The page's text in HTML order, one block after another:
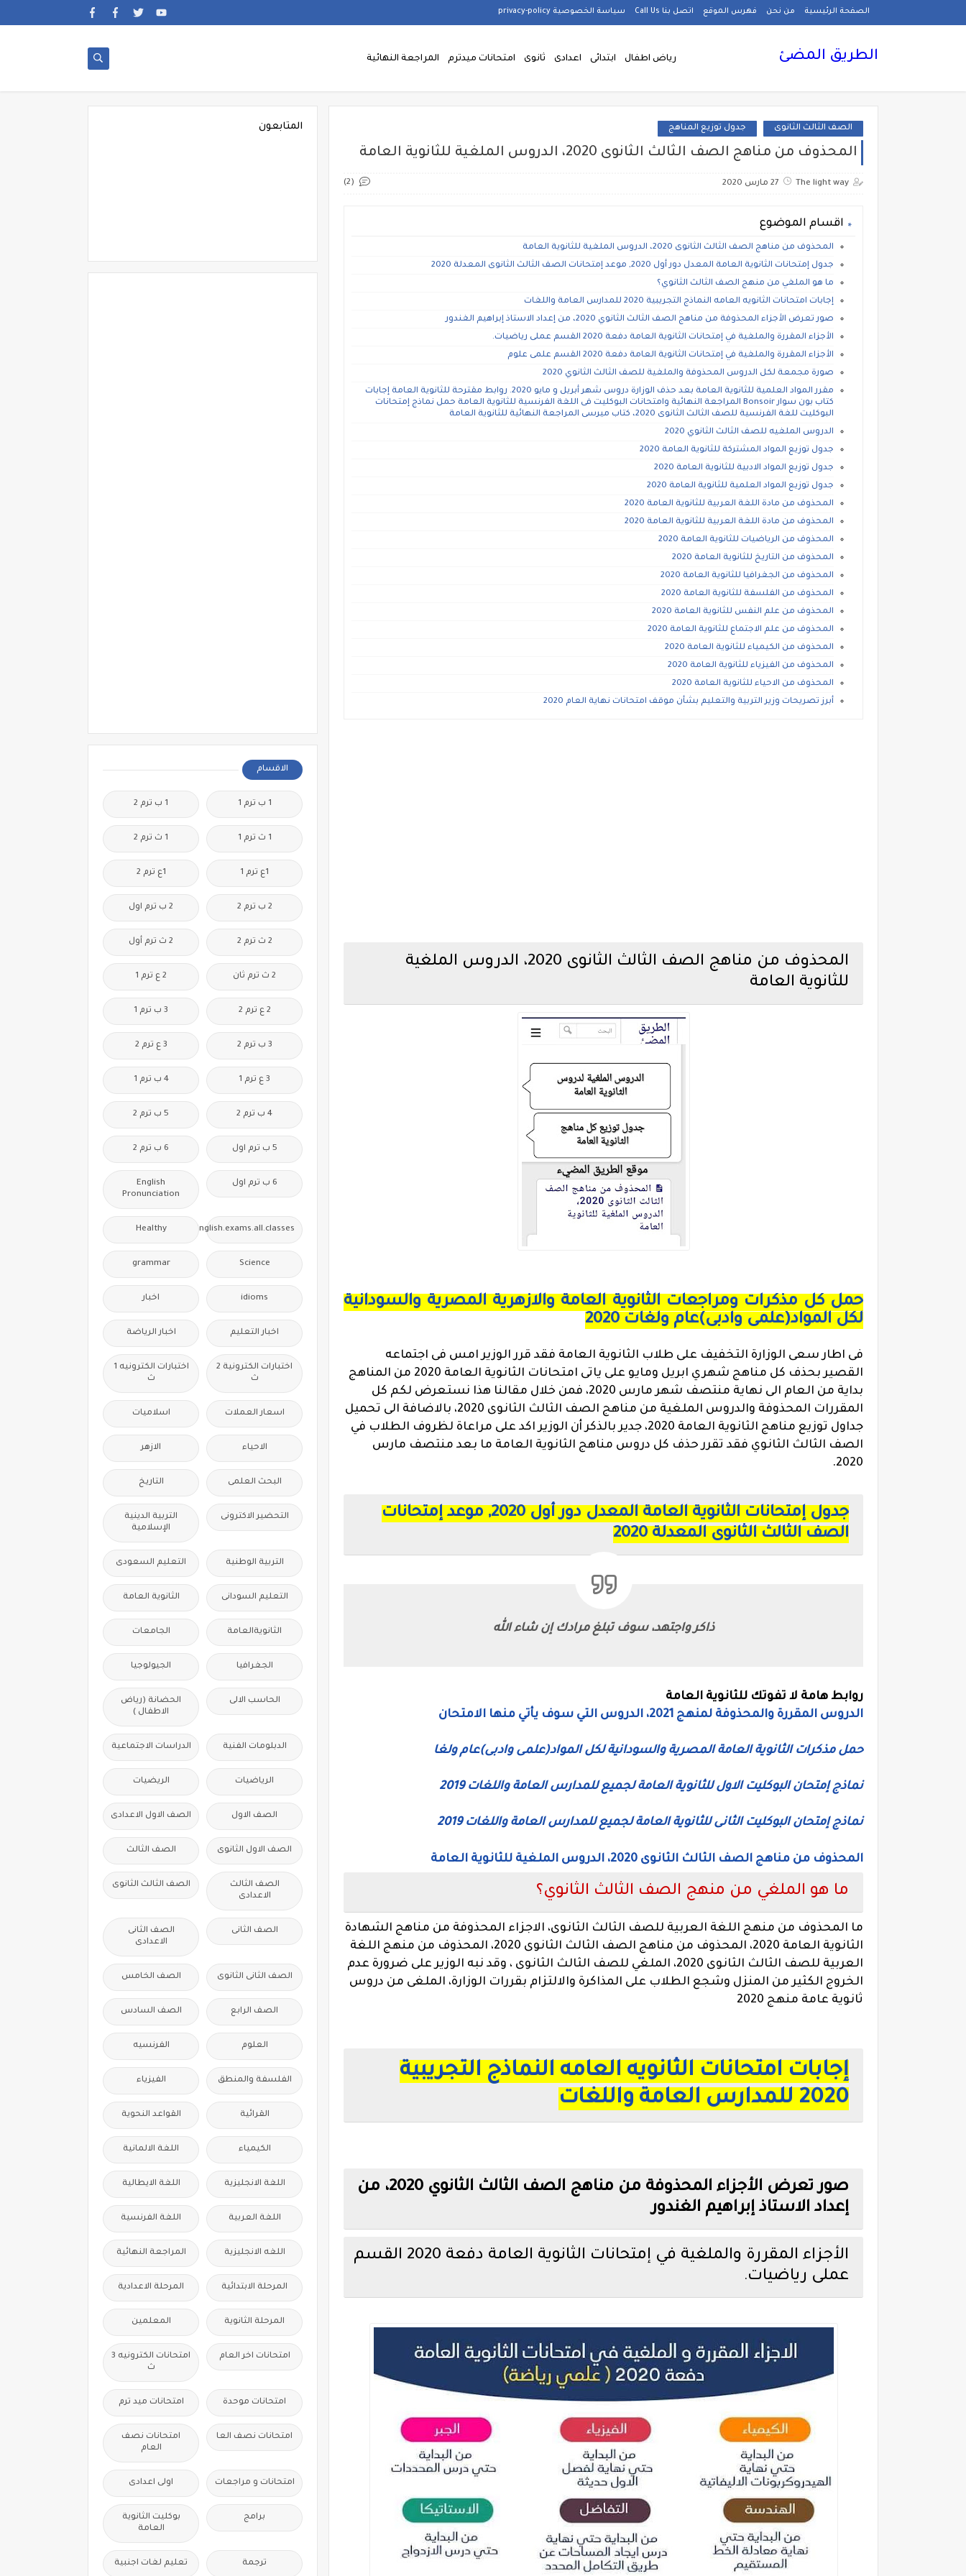
الصفحة الرئيسية من نحن فهرس الموقع اتصل بنا Call Us سياسة الخصوصية privacy-policy
الطريق المضئ رياض اطفال ابتدائى اعدادى ثانوى امتحانات ميدترم المراجعة النهائية
الصف الثالث الثانوى جدول توزيع المناهج
المحذوف من مناهج الصف الثالث الثانوى 2020، الدروس الملغية للثانوية العامة
The light way 27 مارس 2020 (2)
اقسام الموضوع
المحذوف من مناهج الصف الثالث الثانوى 2020، الدروس الملغية للثانوية العامة
جدول إمتحانات الثانوية العامة المعدل دور أول 2020, موعد إمتحانات الصف الثالث الثانوى المعدلة 2020
ما هو الملغي من منهج الصف الثالث الثانوي؟
إجابات امتحانات الثانويه العامه النماذج التجريبية 2020 للمدارس العامة واللغات
صور تعرض الأجزاء المحذوفة من مناهج الصف الثالث الثانوي 2020، من إعداد الاستاذ إبراهيم الغندور
الأجزاء المقررة والملغية في إمتحانات الثانوية العامة دفعة 2020 القسم عملى رياضيات.
الأجزاء المقررة والملغية في إمتحانات الثانوية العامة دفعة 2020 القسم علمى علوم
صورة مجمعة لكل الدروس المحذوفة والملغية للصف الثالث الثانوي 2020
مقرر المواد العلمية للثانوية العامة بعد حذف الوزارة دروس شهر أبريل و مايو 2020. روابط مقترحة للثانوية العامة إجابات
كتاب بون سوار Bonsoir المراجعة النهائية وامتحانات البوكليت فى اللغة الفرنسية للثانوية العامة حمل نماذج إمتحانات
البوكليت للغة الفرنسية للصف الثالث الثانوى 2020، كتاب ميرسى المراجعة النهائية للثانوية العامة
الدروس الملغيه للصف الثالث الثانوي 2020
جدول توزيع المواد المشتركة للثانوية العامة 2020
جدول توزيع المواد الادبية للثانوية العامة 2020
جدول توزيع المواد العلمية للثانوية العامة 2020
المحذوف من مادة اللغة العربية للثانوية العامة 2020
المحذوف من مادة اللغة العربية للثانوية العامة 2020
المحذوف من الرياضيات للثانوية العامة 2020
المحذوف من التاريخ للثانوية العامة 2020
المحذوف من الجغرافيا للثانوية العامة 2020
المحذوف من الفلسفة للثانوية العامة 2020
المحذوف من علم النفس للثانوية العامة 2020
المحذوف من علم الاجتماع للثانوية العامة 2020
المحذوف من الكيمياء للثانوية العامة 2020
المحذوف من الفيزياء للثانوية العامة 2020
المحذوف من الاحياء للثانوية العامة 2020
أبرز تصريحات وزير التربية والتعليم بشأن موقف امتحانات نهاية العام 2020
المحذوف من مناهج الصف الثالث الثانوى 2020، الدروس الملغية
للثانوية العامة
حمل كل مذكرات ومراجعات الثانوية العامة والازهرية المصرية والسودانية
لكل المواد(علمى وادبى)عام ولغات 2020
فى اطار سعى الوزارة التخفيف على طلاب الثانوية العامة فقد قرر الوزير امس فى اجتماعه
القصير بحذف كل مناهج شهري ابريل ومايو على ياتى امتحانات الثانوية العامة 2020 من المناهج
بداية من العام الى نهاية منتصف شهر مارس 2020، فمن خلال مقالنا هذا نستعرض لكم كل
المقررات المحذوفة والدروس الملغية من مناهج الصف الثالث الثانوى 2020، بالاضافة الى تحميل
جداول
توزيع مناهج الثانوية العامة 2020، جدير بالذكر أن الوزير اكد على مراعاة لظروف الطلاب في
الصف الثالث الثانوي فقد تقرر حذف كل دروس مناهج الثانوية العامة ما بعد منتصف مارس
2020.
جدول إمتحانات الثانوية العامة المعدل دور أول 2020, موعد إمتحانات
الصف الثالث الثانوى المعدلة 2020
ذاكر واجتهد، سوف تبلغ مرادك إن شاء الله
روابط هامة لا تفوتك للثانوية العامة
الدروس المقررة والمحذوفة لمنهج 2021، الدروس التي سوف يأتي منها الامتحان
حمل مذكرات الثانوية العامة المصرية والسودانية لكل المواد(علمى وادبى)عام ولغا
نماذج إمتحان البوكليت الاول للثانوية العامة لجميع للمدارس العامة واللغات 2019
نماذج إمتحان البوكليت الثانى للثانوية العامة لجميع للمدارس العامة واللغات 2019
المحذوف من مناهج الصف الثالث الثانوى 2020، الدروس الملغية للثانوية العامة
ما هو الملغي من منهج الصف الثالث الثانوي؟
ما المحذوف من منهج اللغة العربية للصف الثالث الثانوى، الاجزاء المحذوفة من مناهج الشهادة
الثانوية العامة 2020،
المحذوف من مناهج الصف الثالث الثانوى 2020، المحذوف من منهج اللغة
العربية للصف الثالث الثانوى 2020، الملغي للصف الثالث الثانوى ، وقد نبه الوزير على ضرورة عدم
الخروج الكثير من المنزل وشجع الطلاب على المذاكرة والالتزام بقررات الوزارة، الملغى من دروس
ثانوية عامة منهج 2020
إجابات امتحانات الثانويه العامه النماذج التجريبية
2020 للمدارس العامة واللغات
صور تعرض الأجزاء المحذوفة من مناهج الصف الثالث الثانوي 2020، من
إعداد الاستاذ إبراهيم الغندور
الأجزاء المقررة والملغية في إمتحانات الثانوية العامة دفعة 2020 القسم
عملى رياضيات.
المتابعون
الاقسام
1 ب ترم 1 1 ب ترم 2
1 ث ترم 1 1 ث ترم 2
1ع ترم 1 1ع ترم 2
2 ب ترم 2 2 ب ترم اول
2 ث ترم 2 2 ث ترم أول
2 ث ترم ثان 2 ع ترم 1
2 ع ترم 2 3 ب ترم 1
3 ب ترم 2 3 ع ترم 2
3 ع ترم 1 4 ب ترم 1
4 ب ترم 2 5 ب ترم 2
5 ب ترم اول 6 ب ترم 2
6 ب ترم اول
English
Pronunciation
Free.English.exams.all.classes
Healthy
Science
grammar
idioms اخبار
اخبار التعليم اخبار الرياضة
اختبارات الكترونية 2
ث
اختبارات الكترونيه 1
ث
اسعار العملات اسلاميات
الاحياء الازهر
البحث العلمى التاريخ
التحضير الاكترونى
التربية الدينية
الإسلامية
التربية الوطنية التعليم السعودى
التعليم السودانى الثانوية العامة
الثانويةالعامة الجامعات
الجغرافيا الجيولوجيا
الحاسب الالى
الحضانة (رياض
الاطفال )
الدبلومات الفنية الدراسات الاجتماعية
الرياضيات الريضيات
الصف الاول الصف الاول الاعدادى
الصف الاول الثانوى الصف الثالث
الصف الثالث
الاعدادى
الصف الثالث الثانوى
الصف الثانى
الصف الثانى
الاعدادى
الصف الثانى الثانوى الصف الخامس
الصف الرابع الصف السادس
العلوم الفرنسيه
الفلسفة والمنطق الفيزياء
القرائية القواعد النحوية
الكيمياء اللغة الالمانية
اللغة الانجليزية اللغة الايطالية
اللغة العربية اللغة الفرنسية
اللغه الانجليزية المراجعة النهائية
المرحلة الابتدائية المرحلة الاعدادية
المرحلة الثانوية المعلمين
امتحانات اخر العام
امتحانات الكترونيه 3
ث
امتحانات موحدة امتحانات ميد ترم
امتحانات نصف العا
امتحانات نصف
العام
امتحانات و مراجعات اولى اعدادى
برامج
بوكليت الثانوية
العامة
ترجمة تعليم لغات اجنبية